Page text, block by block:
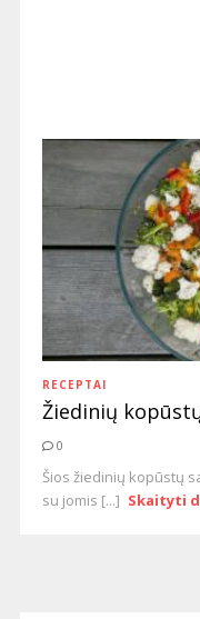
RECEPTAI
Žiedinių
0
Šios žiedinių kopūstų
su jomis [...] Skaityti